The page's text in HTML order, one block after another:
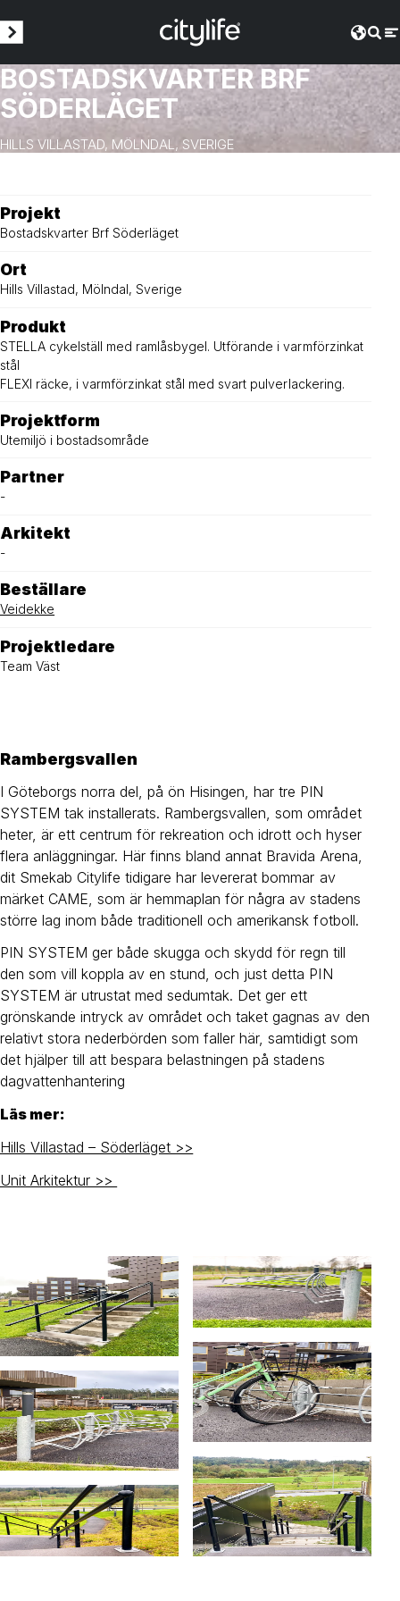
BOSTADSKVARTER BRF
SÖDERLÄGET
HILLS VILLASTAD, MÖLNDAL, SVERIGE
Projekt
Bostadskvarter Brf Söderläget
Ort
Hills Villastad, Mölndal, Sverige
Produkt
STELLA cykelställ med ramlåsbygel. Utförande i varmförzinkat
stål
FLEXI räcke, i varmförzinkat stål med svart pulverlackering.
Projektform
Utemiljö i bostadsområde
Partner
-
Arkitekt
-
Beställare
Veidekke
Projektledare
Team Väst
Rambergsvallen
I Göteborgs norra del, på ön Hisingen, har tre PIN
SYSTEM tak installerats. Rambergsvallen, som området
heter, är ett centrum för rekreation och idrott och hyser
flera anläggningar. Här finns bland annat Bravida Arena,
dit Smekab Citylife tidigare har levererat bommar av
märket CAME, som är hemmaplan för några av stadens
större lag inom både traditionell och amerikansk fotboll.
PIN SYSTEM ger både skugga och skydd för regn till
den som vill koppla av en stund, och just detta PIN
SYSTEM är utrustat med sedumtak. Det ger ett
grönskande intryck av området och taket gagnas av den
relativt stora nederbörden som faller här, samtidigt som
det hjälper till att bespara belastningen på stadens
dagvattenhantering
Läs mer:
Hills Villastad – Söderläget >>
Unit Arkitektur >>